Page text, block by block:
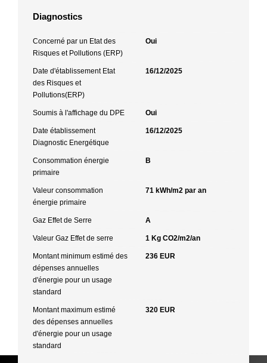
Diagnostics
Concerné par un Etat des
Risques et Pollutions (ERP)
Oui
Date d'établissement Etat
des Risques et
Pollutions(ERP)
16/12/2025
Soumis à l'affichage du DPE Oui
Date établissement
Diagnostic Energétique
16/12/2025
Consommation énergie
primaire
B
Valeur consommation
énergie primaire
71 kWh/m2 par an
Gaz Effet de Serre A
Valeur Gaz Effet de serre 1 Kg CO2/m2/an
Montant minimum estimé des
dépenses annuelles
d'énergie pour un usage
standard
236 EUR
Montant maximum estimé
des dépenses annuelles
d'énergie pour un usage
standard
320 EUR